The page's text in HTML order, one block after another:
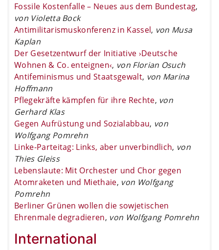
Fossile Kostenfalle – Neues aus dem Bundestag,
von Violetta Bock
Antimilitarismuskonferenz in Kassel, von Musa
Kaplan
Der Gesetzentwurf der Initiative ›Deutsche
Wohnen & Co. enteignen‹, von Florian Osuch
Antifeminismus und Staatsgewalt, von Marina
Hoffmann
Pflegekräfte kämpfen für ihre Rechte, von
Gerhard Klas
Gegen Aufrüstung und Sozialabbau, von
Wolfgang Pomrehn
Linke-Parteitag: Links, aber unverbindlich, von
Thies Gleiss
Lebenslaute: Mit Orchester und Chor gegen
Atomraketen und Miethaie, von Wolfgang
Pomrehn
Berliner Grünen wollen die sowjetischen
Ehrenmale degradieren, von Wolfgang Pomrehn
International